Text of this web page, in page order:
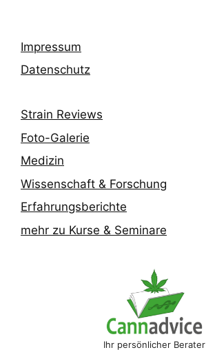
Impressum
Datenschutz
Strain Reviews
Foto-Galerie
Medizin
Wissenschaft & Forschung
Erfahrungsberichte
mehr zu Kurse & Seminare
Ihr persönlicher Berater